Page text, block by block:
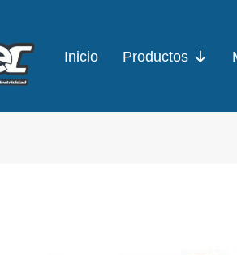
Inicio Productos